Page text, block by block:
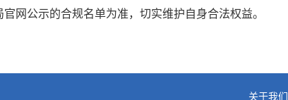
官网公示的合规名单为准，切实维护自身合法权益。
关于我们